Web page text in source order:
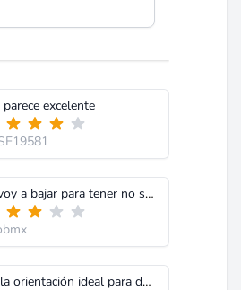
parece excelente
lo voy a bajar para tener no sabia que exisistia este manual gracias al que lo subio
Es la orientación ideal para determinar las fallas.